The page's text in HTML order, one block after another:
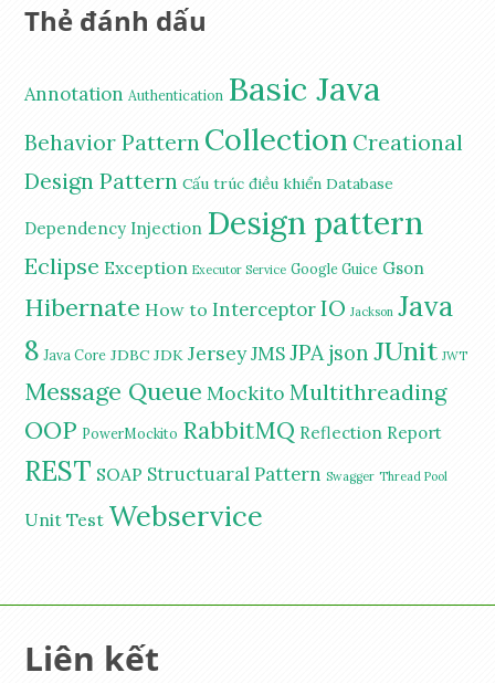
Thẻ đánh dấu
Annotation Authentication Basic Java
Behavior Pattern Collection Creational
Design Pattern Cấu trúc điều khiển Database
Dependency Injection Design pattern
Eclipse Exception Executor Service Google Guice Gson
Hibernate How to InterceptorIO Jackson Java
8 Java Core JDBC JDK JerseyJMSJPA json JUnit JWT
Message Queue Mockito Multithreading
OOP PowerMockito RabbitMQ Reflection Report
REST SOAP Structuaral Pattern Swagger Thread Pool
Unit Test Webservice
Liên kết